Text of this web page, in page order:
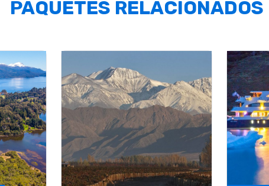
PAQUETES RELACIONADOS